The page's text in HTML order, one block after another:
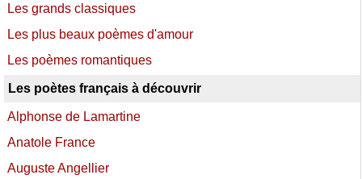
Les grands classiques
Les plus beaux poèmes d'amour
Les poèmes romantiques
Les poètes français à découvrir
Alphonse de Lamartine
Anatole France
Auguste Angellier